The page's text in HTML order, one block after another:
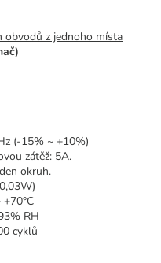
obvodů z jednoho místa
(-15% ~ +10%)
zátěž: 5A.
okruh.
RH
cyklů